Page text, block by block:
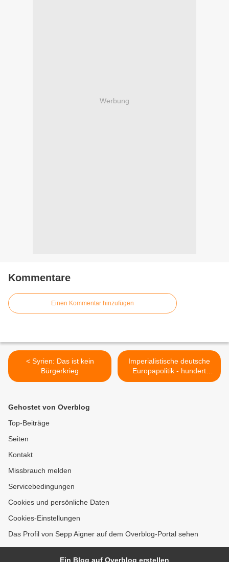
Werbung
Kommentare
Einen Kommentar hinzufügen
< Syrien: Das ist kein
Bürgerkrieg
Imperialistische deutsche
Europapolitik - hundert
Jahre Kontinuität >
Gehostet von Overblog
Top-Beiträge
Seiten
Kontakt
Missbrauch melden
Servicebedingungen
Cookies und persönliche Daten
Cookies-Einstellungen
Das Profil von Sepp Aigner auf dem Overblog-Portal sehen
Ein Blog auf Overblog erstellen